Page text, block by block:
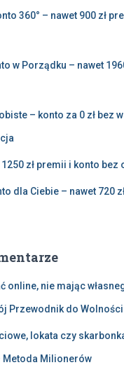
360° – nawet 900 zł
w Porządku – nawet
– konto za 0 zł bez
zł premii i konto bez
dla Ciebie – nawet 720
online, nie mając
Przewodnik do
lokata czy
Metoda Milionerów